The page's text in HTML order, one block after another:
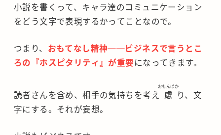
小説を書くって、キャラ達のコミュニケーション
をどう文字で表現するかってことなので。
つまり、 おもてなし精神──ビジネスで言うとこ
ろの『ホスピタリティ』が重要になってきます。
読者さんを含め、相手の気持ちを考え 慮
おもんぱか
り、文
字にする。それが妄想。